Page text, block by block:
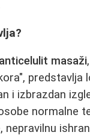
anticelulit masaži
predstavlja
i izbrazdan
normalne